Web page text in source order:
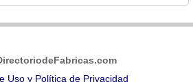
Uso y Política de Privacidad